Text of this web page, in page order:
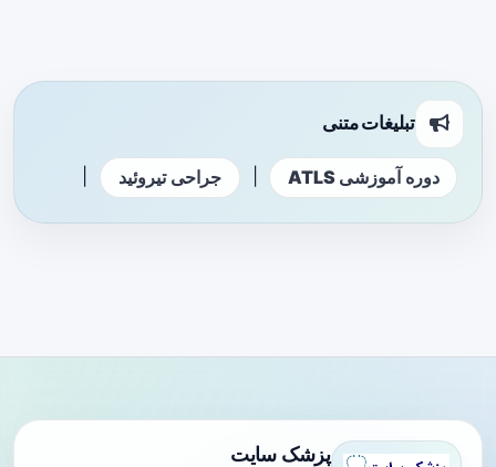
تبلیغات متنی
دوره آموزشی ATLS جراحی تیروئید
پزشک سایت